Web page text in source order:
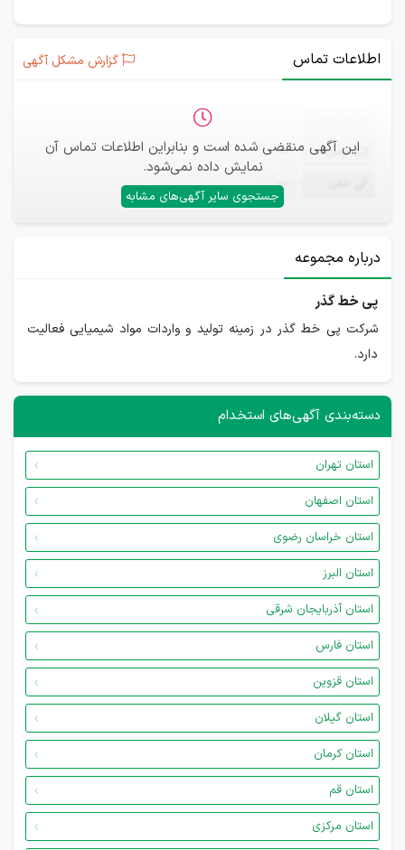
اطلاعات تماس گزارش مشکل آگهی
این آگهی منقضی شده است و بنابراین اطلاعات تماس آن
نمایش داده نمی‌شود.
جستجوی سایر آگهی‌های مشابه
ایمیل —
—
درباره مجموعه
پی خط گذر
شرکت پی خط گذر در زمینه تولید و واردات مواد شیمیایی فعالیت
دارد.
دسته‌بندی آگهی‌های استخدام
استان تهران
استان اصفهان
استان خراسان رضوی
استان البرز
استان آذربایجان شرقی
استان فارس
استان قزوین
استان گیلان
استان کرمان
استان قم
استان مرکزی